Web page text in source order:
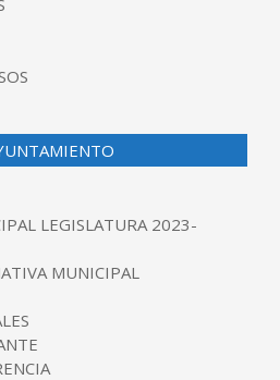
LEGISLATURA 2023-
MUNICIPAL